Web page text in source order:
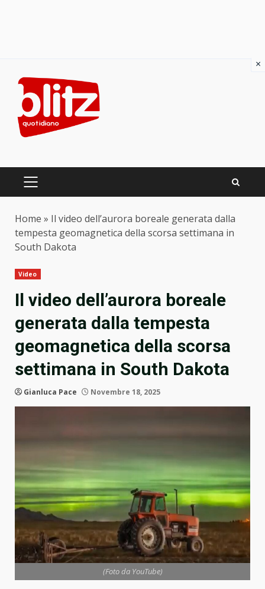
content
PRIMARY
Home » Il video dell’aurora boreale generata dalla
tempesta geomagnetica della scorsa settimana in
South Dakota
Video
Il video dell’aurora boreale
generata dalla tempesta
geomagnetica della scorsa
settimana in South Dakota
Gianluca Pace Novembre 18, 2025
(Foto da YouTube)
×